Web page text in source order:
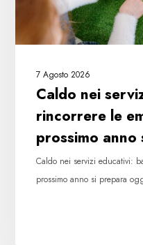
prossimo
anno
prepara
oggi.
7 Agosto 2026
Caldo nei
rincorrere le
prossimo
Caldo nei servizi educativi:
prossimo anno si prepara